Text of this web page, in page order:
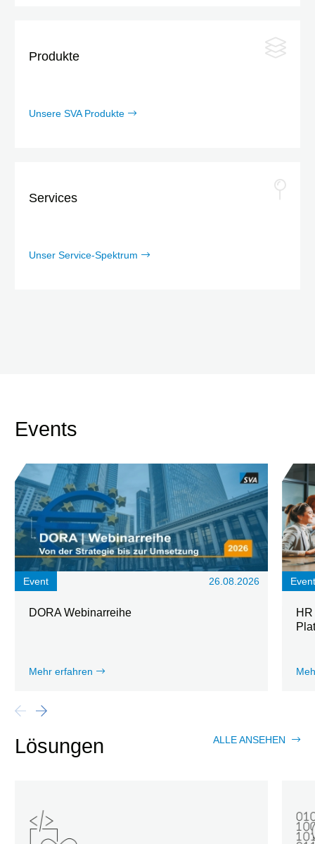
Produkte
Unsere SVA Produkte
Services
Unser Service-Spektrum
Events
Event 26.08.2026
DORA Webinarreihe
Mehr erfahren
Lösungen ALLE ANSEHEN